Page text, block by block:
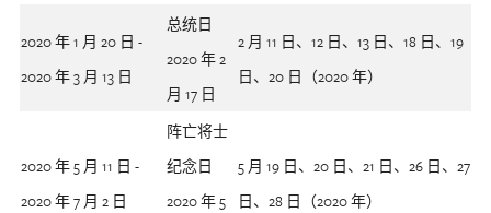
2020 年 1 月 20 日 -
2020 年 3 月 13 日
总统日
2020 年 2
月 17 日
2 月 11 日、12 日、13 日、18 日、19
日、20 日（2020 年）
2020 年 5 月 11 日 -
2020 年 7 月 2 日
阵亡将士
纪念日
2020 年 5
5 月 19 日、20 日、21 日、26 日、27
日、28 日（2020 年）